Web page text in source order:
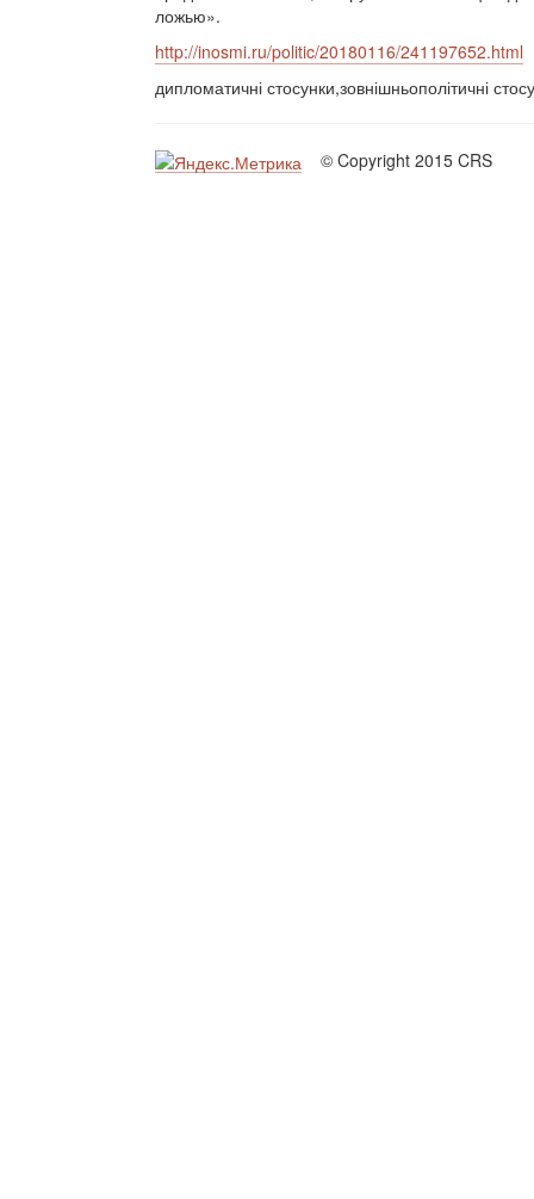
ложью».
http://inosmi.ru/politic/20180116/241197652.html
дипломатичні стосунки,зовнішньополітичні
© Copyright 2015 CRS